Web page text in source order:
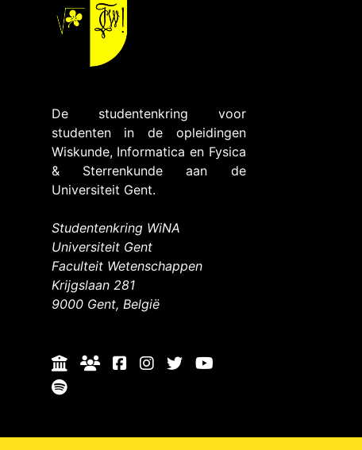
De studentenkring voor
studenten in de opleidingen
Wiskunde, Informatica en Fysica
& Sterrenkunde aan de
Universiteit Gent.
Studentenkring WiNA
Universiteit Gent
Faculteit Wetenschappen
Krijgslaan 281
9000 Gent, België